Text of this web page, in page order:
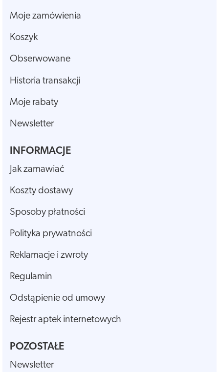
Moje zamówienia
Koszyk
Obserwowane
Historia transakcji
Moje rabaty
Newsletter
INFORMACJE
Jak zamawiać
Koszty dostawy
Sposoby płatności
Polityka prywatności
Reklamacje i zwroty
Regulamin
Odstąpienie od umowy
Rejestr aptek internetowych
POZOSTAŁE
Newsletter